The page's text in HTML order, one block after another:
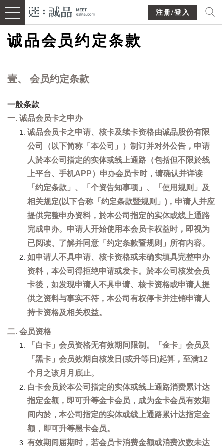
注册/登入
诚品会员约定条款
壹、 会员约定条款
一般条款
一. 诚品会员卡之申办
诚品会员卡之申请、核卡及续卡资格由诚品股份有限
公司（以下简称「本公司」）制订并对外公告，申请
人於本公司指定的实体或线上通路（包括但不限於线
上平台、手机APP）申办会员卡时，请确认并详读
「约定条款」、「个资告知事项」、「使用规则」及
相关规定(以下合称「约定条款暨规则」)，申请人并应
提供完整申办资料，於本公司指定的实体或线上通路
完成申办。申请人开始使用本会员卡权益时，即视为
已阅读、了解并同意「约定条款暨规则」所有内容。
如申请人不具申请、核卡资格或未确实填具完整申办
资料，本公司得拒绝申请或发卡。於本公司核发会员
卡後，如发现申请人不具申请、核卡资格或申请人提
供之资料与事实不符，本公司有权停卡并注销申请人
持卡资格及相关权益。
二. 会员资格
「白卡」会员资格无有效期间限制。「金卡」会员及
「黑卡」会员效期自核发日(或升等日)起算，至满12
个月之该月月底止。
白卡会员於本公司指定的实体或线上通路消费累计达
指定金额，即可升等金卡会员，成为金卡会员有效期
间内於，本公司指定的实体或线上通路累计达指定金
额，即可升等黑卡会员。
有效期间届期时，若会员卡消费金额或消费次数未达